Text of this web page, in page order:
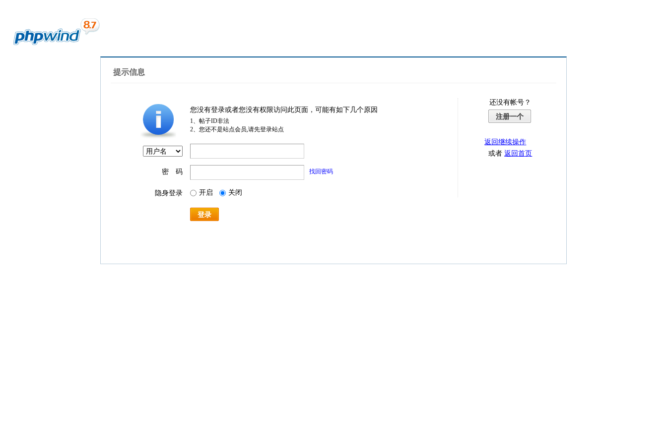
提示信息
您没有登录或者您没有权限访问此页面，可能有如下几个原因
1、帖子ID非法
2、您还不是站点会员,请先登录站点
密 码 找回密码
隐身登录 开启 关闭
登录
还没有帐号？
注册一个
返回继续操作
或者返回首页